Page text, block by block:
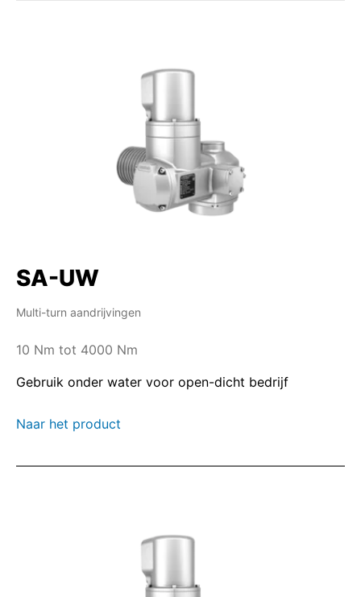
SA-UW
Multi-turn aandrijvingen
10 Nm tot 4000 Nm
Gebruik onder water voor open-dicht bedrijf
Naar het product